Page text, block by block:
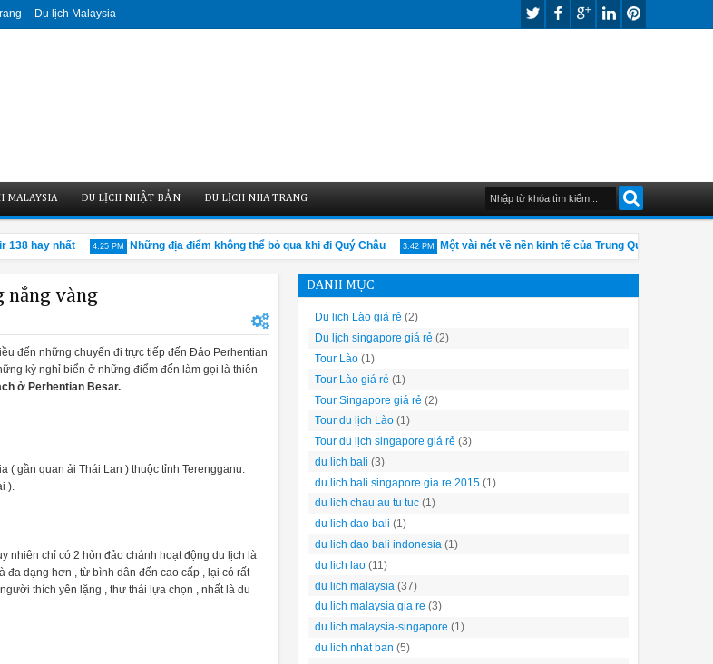
Du lịch Malaysia
MALAYSIA DU LỊCH NHẬT BẢN DU LỊCH NHA TRANG
hay nhất 4:25 PM Những địa điểm không thể bỏ qua khi đi Quý Châu 3:42 PM Một vài nét về nền kinh tế của Trung Quốc
nắng vàng
đến những chuyến đi trực tiếp đến Đảo Perhentian
kỳ nghỉ biển ở những điểm đến làm gọi là thiên
ở Perhentian Besar.
( gần quan ải Thái Lan ) thuộc tỉnh Terengganu.
).
nhiên chỉ có 2 hòn đảo chánh hoạt động du lịch là
đa dạng hơn , từ bình dân đến cao cấp , lại có rất
thích yên lặng , thư thái lựa chọn , nhất là du
DANH MỤC
Du lịch Lào giá rẻ (2)
Du lịch singapore giá rẻ (2)
Tour Lào (1)
Tour Lào giá rẻ (1)
Tour Singapore giá rẻ (2)
Tour du lịch Lào (1)
Tour du lịch singapore giá rẻ (3)
du lich bali (3)
du lich bali singapore gia re 2015 (1)
du lich chau au tu tuc (1)
du lich dao bali (1)
du lich dao bali indonesia (1)
du lich lao (11)
du lich malaysia (37)
du lich malaysia gia re (3)
du lich malaysia-singapore (1)
du lich nhat ban (5)